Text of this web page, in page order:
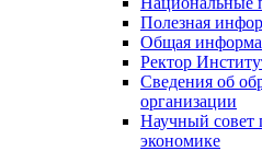
Полезная
Общая
Ректор
Сведения об
организации
Научный совет
экономике